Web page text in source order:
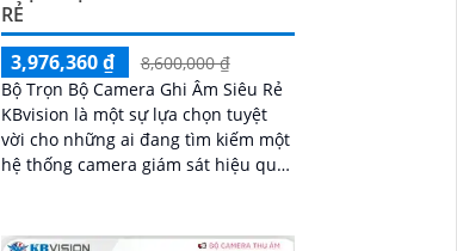
RẺ
3,976,360 ₫
8,600,000 ₫
Bộ Trọn Bộ Camera Ghi Âm Siêu Rẻ
KBvision là một sự lựa chọn tuyệt
vời cho những ai đang tìm kiếm một
hệ thống camera giám sát hiệu quả
phụ kiện cần thiết